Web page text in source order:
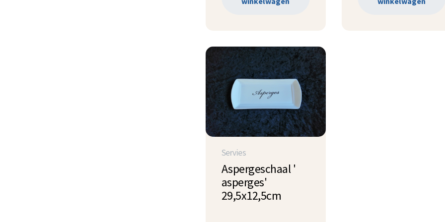
Servies
Aspergeschaal '
asperges'
29,5x12,5cm